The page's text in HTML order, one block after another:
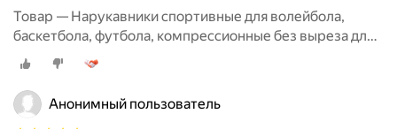
Товар — Нарукавники спортивные для волейбола,
баскетбола, футбола, компрессионные без выреза для
пальцев, 2 пары черные + белые
Анонимный пользователь